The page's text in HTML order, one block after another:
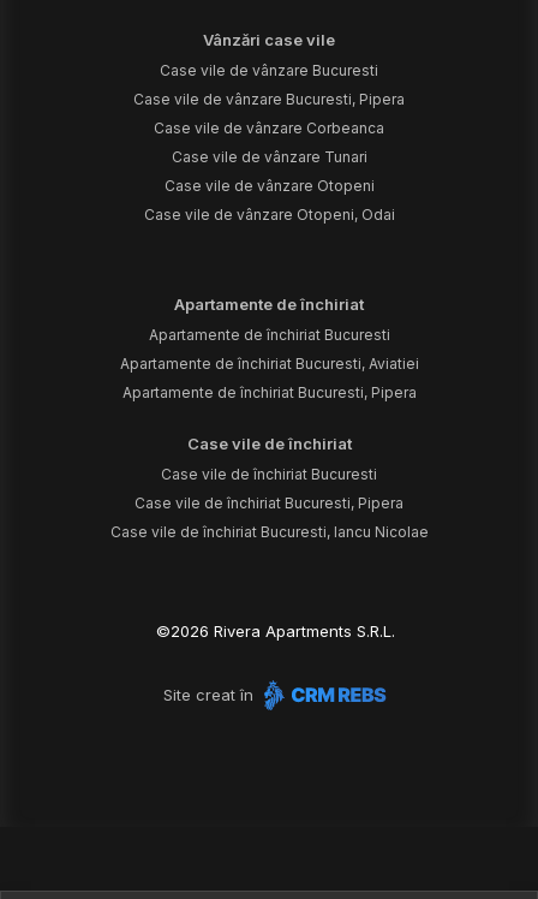
Vânzări case vile
Case vile de vânzare Bucuresti
Case vile de vânzare Bucuresti, Pipera
Case vile de vânzare Corbeanca
Case vile de vânzare Tunari
Case vile de vânzare Otopeni
Case vile de vânzare Otopeni, Odai
Apartamente de închiriat
Apartamente de închiriat Bucuresti
Apartamente de închiriat Bucuresti, Aviatiei
Apartamente de închiriat Bucuresti, Pipera
Case vile de închiriat
Case vile de închiriat Bucuresti
Case vile de închiriat Bucuresti, Pipera
Case vile de închiriat Bucuresti, Iancu Nicolae
©2026 Rivera Apartments S.R.L.
Site creat în